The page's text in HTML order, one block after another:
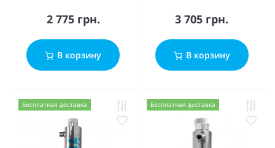
2 775 грн.
В корзину
3 705 грн.
В корзину
Бесплатная доставка Бесплатная доставка